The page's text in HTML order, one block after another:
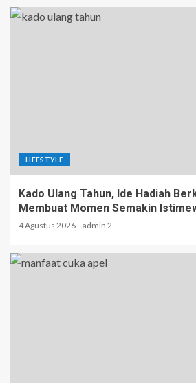
LIFESTYLE
Kado Ulang Tahun, Ide Hadiah
Membuat Momen Semakin
4 Agustus 2026 admin 2